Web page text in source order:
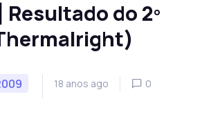
Resultado do 2º
18 anos ago 0